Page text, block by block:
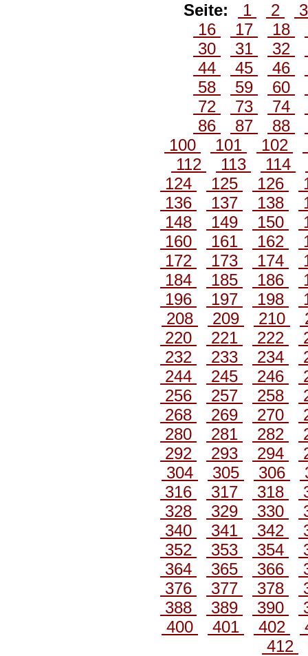
Seite: 1 2
16
17 18
30
31 32
44
45 46
58
59 60
72
73 74
86
87 88
100
101 102
112
113 114
124
125 126
136
137 138
148
149 150
160
161 162
172
173 174
184
185 186
196
197 198
208
209 210
220
221 222
232
233 234
244
245 246
256
257 258
268
269 270
280
281 282
292
293 294
304
305 306
316
317 318
328
329 330
340
341 342
352
353 354
364
365 366
376
377 378
388
389 390
400
401 402
412